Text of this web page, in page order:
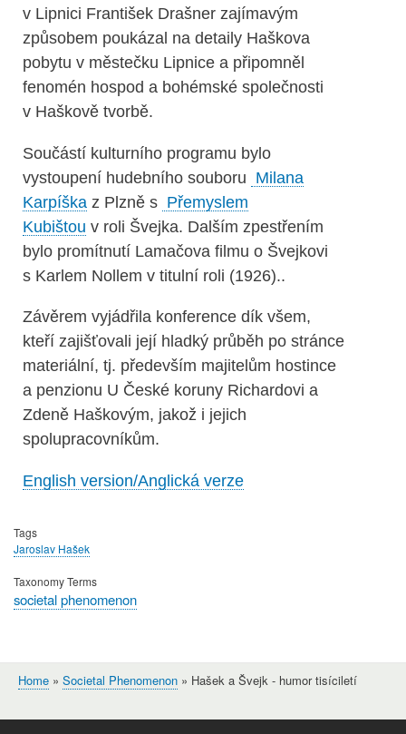
v Lipnici František Drašner zajímavým
způsobem poukázal na detaily Haškova
pobytu v městečku Lipnice a připomněl
fenomén hospod a bohémské společnosti
v Haškově tvorbě.
Součástí kulturního programu bylo
vystoupení hudebního souboru Milana
Karpíška z Plzně s Přemyslem
Kubištou v roli Švejka. Dalším zpestřením
bylo promítnutí Lamačova filmu o Švejkovi
s Karlem Nollem v titulní roli (1926)..
Závěrem vyjádřila konference dík všem,
kteří zajišťovali její hladký průběh po stránce
materiální, tj. především majitelům hostince
a penzionu U České koruny Richardovi a
Zdeně Haškovým, jakož i jejich
spolupracovníkům.
English version/Anglická verze
Tags
Jaroslav Hašek
Taxonomy Terms
societal phenomenon
Breadcrumb
Home Societal Phenomenon Hašek a Švejk - humor tisíciletí